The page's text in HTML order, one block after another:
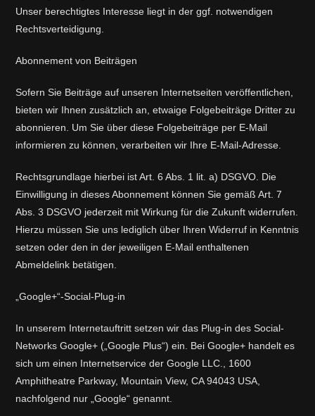
Unser berechtigtes Interesse liegt in der ggf. notwendigen
Rechtsverteidigung.
Abonnement von Beiträgen
Sofern Sie Beiträge auf unseren Internetseiten veröffentlichen,
bieten wir Ihnen zusätzlich an, etwaige Folgebeiträge Dritter zu
abonnieren. Um Sie über diese Folgebeiträge per E-Mail
informieren zu können, verarbeiten wir Ihre E-Mail-Adresse.
Rechtsgrundlage hierbei ist Art. 6 Abs. 1 lit. a) DSGVO. Die
Einwilligung in dieses Abonnement können Sie gemäß Art. 7
Abs. 3 DSGVO jederzeit mit Wirkung für die Zukunft widerrufen.
Hierzu müssen Sie uns lediglich über Ihren Widerruf in Kenntnis
setzen oder den in der jeweiligen E-Mail enthaltenen
Abmeldelink betätigen.
„Google+“-Social-Plug-in
In unserem Internetauftritt setzen wir das Plug-in des Social-
Networks Google+ („Google Plus“) ein. Bei Google+ handelt es
sich um einen Internetservice der Google LLC., 1600
Amphitheatre Parkway, Mountain View, CA 94043 USA,
nachfolgend nur „Google“ genannt.